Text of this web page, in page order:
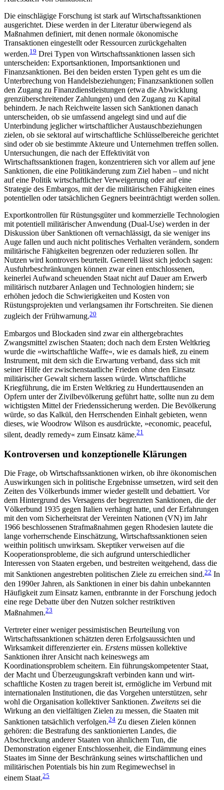
Die einschlägige Forschung ist stark auf Wirtschaftssanktionen
ausgerichtet. Diese werden in der Literatur überwiegend als
Maßnahmen definiert, mit denen normale ökonomische
Transaktionen ein­gestellt oder Ressourcen zurückgehalten
werden.19 Drei Typen von Wirtschaftssanktionen lassen sich
unterscheiden: Exportsanktionen, Importsanktionen und
Finanzsanktionen. Bei den beiden ersten Typen geht es um die
Unterbrechung von Handelsbeziehungen; Finanzsanktionen sollen
den Zugang zu Finanz­dienstleistungen (etwa die Abwicklung
grenzüberschreitender Zahlungen) und den Zugang zu Kapital
behindern. Je nach Reichweite lassen sich Sanktionen danach
unterscheiden, ob sie umfassend angelegt sind und auf die
Unterbindung jeglicher wirtschaft­licher Austauschbeziehungen
zielen, ob sie sektoral auf wirtschaftliche Schlüsselbereiche gerichtet
sind oder ob sie bestimmte Akteure und Unternehmen treffen sollen.
Untersuchungen, die nach der Effek­tivität von
Wirtschaftssanktionen fragen, konzen­trieren sich vor allem auf jene
Sanktionen, die eine Politikänderung zum Ziel haben – und nicht
auf eine Politik wirtschaftlicher Verweigerung oder auf eine
Strategie des Embargos, mit der die militärischen Fähigkeiten eines
potentiellen oder tatsächlichen Gegners beeinträchtigt werden sollen.
Exportkontrollen für Rüstungsgüter und kommerzielle Technologien
mit potentiell militärischer An­wendung (Dual-Use) werden in der
Diskussion über Sanktionen oft vernachlässigt, da sie weniger ins
Auge fallen und auch nicht politisches Verhalten verändern, sondern
militärische Fähigkeiten begren­zen oder reduzieren sollen. Ihr
Nutzen wird kontrovers beurteilt. Generell lässt sich jedoch sagen:
Aus­fuhrbeschränkungen können zwar einen entschlossenen,
keinerlei Aufwand scheuenden Staat nicht auf Dauer am Erwerb
militärisch nutzbarer Anlagen und Technologien hindern; sie
erhöhen jedoch die Schwierigkeiten und Kosten von
Rüstungsprojekten und verlangsamen ihr Fortschreiten. Sie dienen
zu­gleich der Frühwarnung.20
Embargos und Blockaden sind zwar ein alther­gebrachtes
Zwangsmittel zwischen Staaten; doch nach dem Ersten Weltkrieg
wurde die »wirtschaft­liche Waffe«, wie es damals hieß, zu einem
Instrument, mit dem sich die Erwartung verband, dass sich mit
seiner Hilfe der zwischenstaatliche Frieden ohne den Einsatz
militärischer Gewalt sichern lassen würde. Wirtschaftliche
Kriegführung, die im Ersten Weltkrieg zu Hunderttausenden an
Opfern unter der Zivilbevölkerung geführt hatte, sollte nun zu dem
wichtigsten Mittel der Friedenssicherung werden. Die Bevölkerung
würde, so das Kalkül, den Herrschenden Einhalt gebieten, wenn
dieses, wie Woodrow Wilson es ausdrückte, »economic, peaceful,
silent, deadly remedy« zum Einsatz käme.21
Kontroversen und konzeptionelle Klärungen
Die Frage, ob Wirtschaftssanktionen wirken, ob ihre ökonomischen
Auswirkungen sich in politische Er­gebnisse umsetzen, wird seit den
Zeiten des Völkerbunds immer wieder gestellt und debattiert. Vor
dem Hintergrund des Versagens der begrenzten Sanktionen, die der
Völkerbund 1935 gegen Italien verhängt hatte, und der Erfahrungen
mit den vom Sicherheits­rat der Vereinten Nationen (VN) im Jahr
1966 be­schlos­senen Strafmaßnahmen gegen Rhodesien lautete die
lange vorherrschende Einschätzung, Wirt­schaftssanktionen seien
weithin politisch unwirksam. Skeptiker verweisen auf die
Kooperationsprobleme, die sich aufgrund unterschiedlicher
Interessen von Staaten ergeben, und bestreiten weitgehend, dass die
mit Sanktionen angestrebten politischen Ziele zu erreichen sind.22 In
den 1990er Jahren, als Sanktionen in einer bis dahin unbekannten
Häufigkeit zum Ein­satz kamen, entbrannte in der Forschung jedoch
eine rege Debatte über den Nutzen solcher restriktiven
Maßnahmen.23
Vertreter einer weniger pessimistischen Beurteilung von
Wirtschaftssanktionen schätzten deren Erfolgsaussichten und
Wirksamkeit differenzierter ein. Erstens müssen kollektive
Sanktionen ihrer An­sicht nach keineswegs am
Koordinationsproblem scheitern. Ein führungskompetenter Staat,
der Macht und Überzeugungskraft verbinden kann und wirt­
schaftliche Kosten zu tragen bereit ist, ermögliche im Verbund mit
internationalen Institutionen, die das Vorgehen unterstützen, sehr
wohl die Organisation kollektiver Sanktionen. Zweitens sei die
Wirkung an den vielfältigen Zielen zu messen, die Staaten mit
Sanktionen tatsächlich verfolgen.24 Zu diesen Zielen können
gehören: die Bestrafung des sanktionierten Landes, die
Abschreckung anderer Staaten von ähn­lichem Tun, die
Demonstration eigener Entschlossenheit, die Eindämmung eines
Staates im Sinne der Beschränkung seines wirtschaftlichen und
militärischen Potentials bis hin zum Regimewechsel in
einem Staat.25